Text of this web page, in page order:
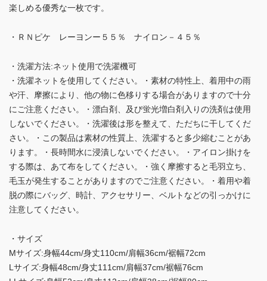
楽しめる優秀な一枚です。
・ＲＮピケ レーヨンー５５％ ナイロン－４５％
・洗濯方法:ネット使用で洗濯機可
・洗濯ネットを使用してください。・素材の特性上、着用中の雨
や汗、摩擦により、他の物に色移りする場合がありますので十分
にご注意ください。・漂白剤、及び蛍光増白剤入りの洗剤は使用
しないでください。・洗濯後は形を整えて、ただちに干してくだ
さい。・この製品は素材の性質上、洗濯すると多少縮むことがあ
ります。・長時間水に浸漬しないでください。・アイロン掛けを
する際は、あて布をしてください。・強く摩擦すると毛羽立ち、
毛玉が発生することがありますのでご注意ください。・着用や着
脱の際にバッグ、時計、アクセサリー、ベルトなどの引っかけに
注意してください。
・サイズ
Mサイズ:身幅44cm/身丈110cm/肩幅36cm/裾幅72cm
Lサイズ:身幅48cm/身丈111cm/肩幅37cm/裾幅76cm